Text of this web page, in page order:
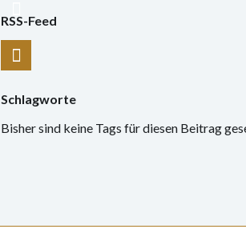
RSS-Feed
Schlagworte
Bisher sind keine Tags für diesen Beitrag